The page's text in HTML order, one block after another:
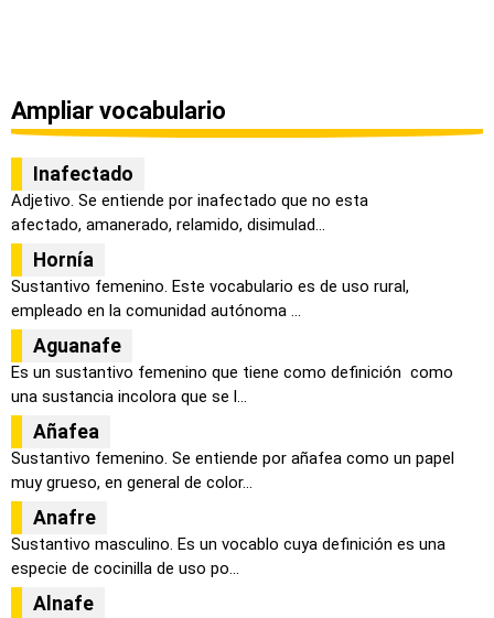
Ampliar vocabulario
Inafectado
Adjetivo. Se entiende por inafectado que no esta
afectado, amanerado, relamido, disimulad...
Hornía
Sustantivo femenino. Este vocabulario es de uso rural,
empleado en la comunidad autónoma ...
Aguanafe
Es un sustantivo femenino que tiene como definición como
una sustancia incolora que se l...
Añafea
Sustantivo femenino. Se entiende por añafea como un papel
muy grueso, en general de color...
Anafre
Sustantivo masculino. Es un vocablo cuya definición es una
especie de cocinilla de uso po...
Alnafe